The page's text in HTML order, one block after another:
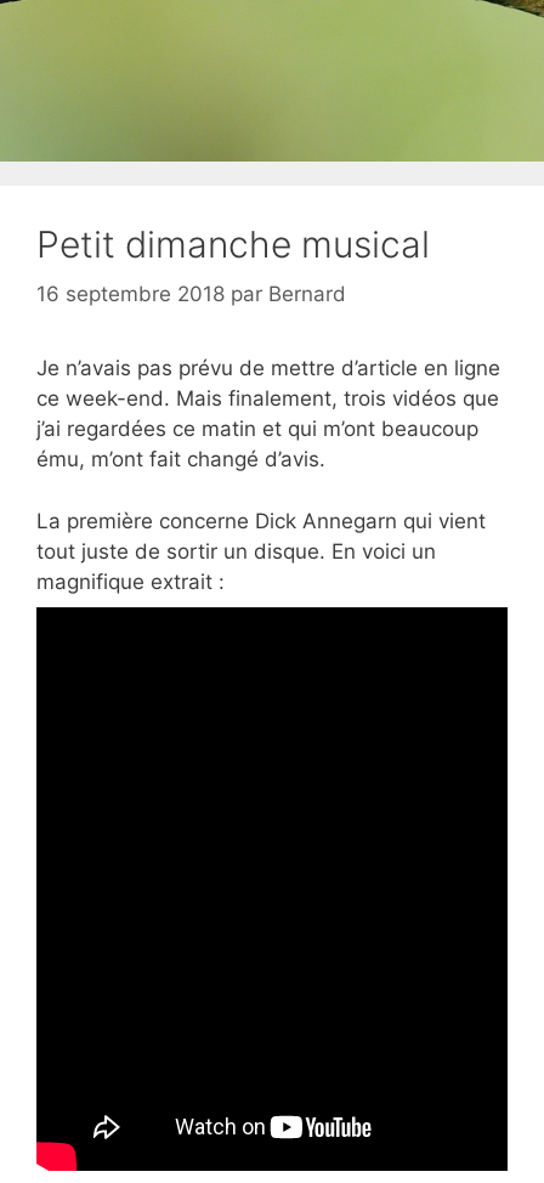
Petit dimanche musical
16 septembre 2018 par Bernard
Je n’avais pas prévu de mettre d’article en ligne
ce week-end. Mais finalement, trois vidéos que
j’ai regardées ce matin et qui m’ont beaucoup
ému, m’ont fait changé d’avis.
La première concerne Dick Annegarn qui vient
tout juste de sortir un disque. En voici un
magnifique extrait :